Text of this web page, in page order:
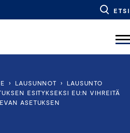
ETSI
› LAUSUNNOT ›
LAUSUNTO
ESITYKSEKSI EU:N VIHREITÄ
ASETUKSEN